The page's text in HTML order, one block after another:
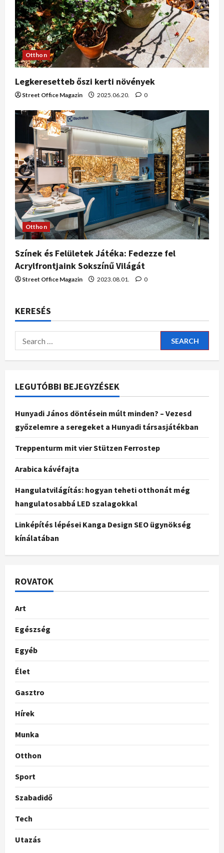
Otthon
Legkeresetteb őszi kerti növények
Street Office Magazin 2025.06.20. 0
Otthon
Színek és Felületek Játéka: Fedezze fel
Acrylfrontjaink Sokszínű Világát
Street Office Magazin 2023.08.01. 0
KERESÉS
LEGUTÓBBI BEJEGYZÉSEK
Hunyadi János döntésein múlt minden? – Vezesd
győzelemre a seregeket a Hunyadi társasjátékban
Treppenturm mit vier Stützen Ferrostep
Arabica kávéfajta
Hangulatvilágítás: hogyan teheti otthonát még
hangulatosabbá LED szalagokkal
Linképítés lépései Kanga Design SEO ügynökség
kínálatában
ROVATOK
Art
Egészség
Egyéb
Élet
Gasztro
Hírek
Munka
Otthon
Sport
Szabadidő
Tech
Utazás